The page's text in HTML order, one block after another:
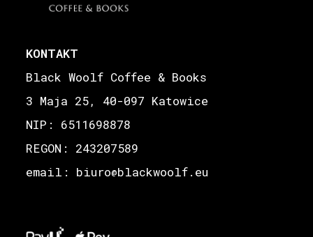
KONTAKT
Black Woolf Coffee & Books
3 Maja 25, 40-097 Katowice
NIP: 6511698878
REGON: 243207589
email: biuro@blackwoolf.eu